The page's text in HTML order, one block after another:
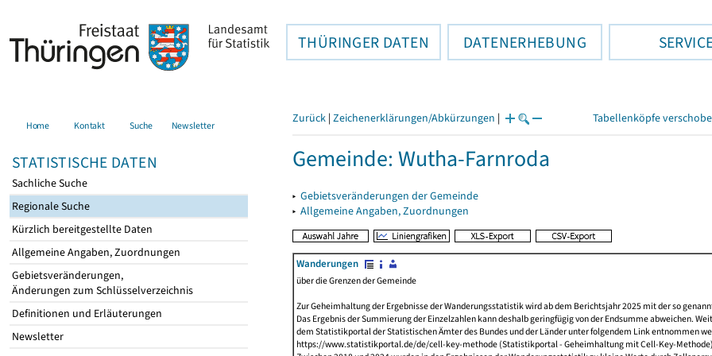
THÜRINGER DATEN DATENERHEBUNG
Home Kontakt Suche Newsletter
STATISTISCHE DATEN
Sachliche Suche
Regionale Suche
Kürzlich bereitgestellte Daten
Allgemeine Angaben, Zuordnungen
Gebietsveränderungen,
Änderungen zum Schlüsselverzeichnis
Definitionen und Erläuterungen
Newsletter
Zurück | Zeichenerklärungen/Abkürzungen | Tabellenköpfe
Gemeinde: Wutha-Farnroda
▸ Gebietsveränderungen der Gemeinde
▸ Allgemeine Angaben, Zuordnungen
Wanderungen
über die Grenzen der Gemeinde
Zur Geheimhaltung der Ergebnisse der Wanderungsstatistik wird ab dem Berichtsjahr 2025 mit der so
Das Ergebnis der Summierung der Einzelzahlen kann deshalb geringfügig von der Endsumme abweichen.
dem Statistikportal der Statistischen Ämter des Bundes und der Länder unter folgendem Link entnommen
https://www.statistikportal.de/de/cell-key-methode (Statistikportal - Geheimhaltung mit Cell-Key-